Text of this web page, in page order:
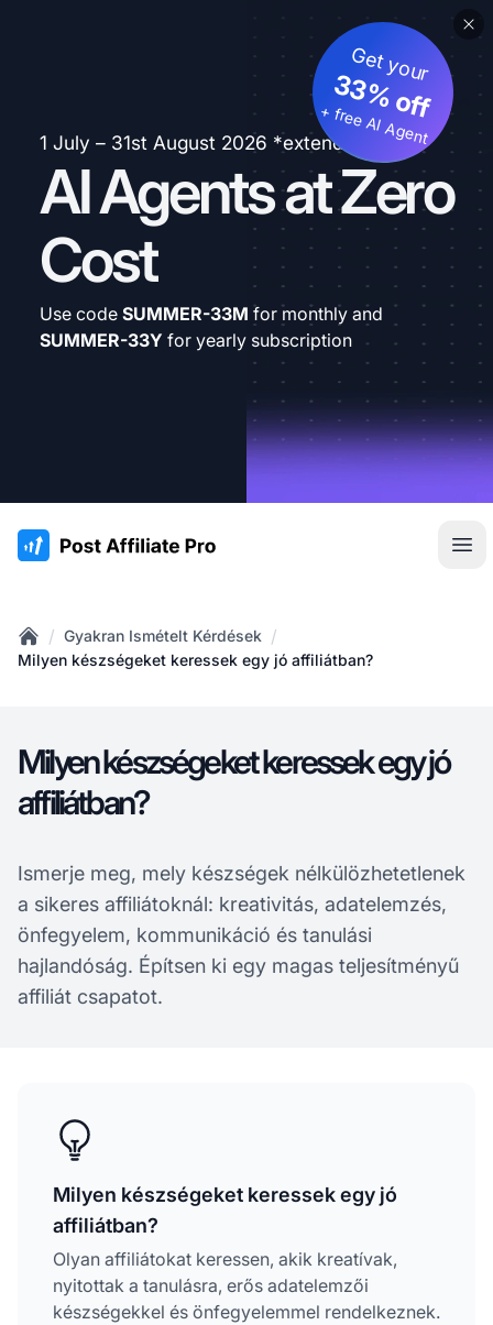
1 July – 31st August 2026 *extended
AI Agents at Zero
Cost
Get your
33% off
+ free AI Agent
Use code SUMMER-33M for monthly and
SUMMER-33Y for yearly subscription
:site.title
Home
/ Gyakran Ismételt Kérdések /
Milyen készségeket keressek egy jó affiliátban?
Milyen készségeket keressek egy jó
affiliátban?
Ismerje meg, mely készségek nélkülözhetetlenek
a sikeres affiliátoknál: kreativitás, adatelemzés,
önfegyelem, kommunikáció és tanulási
hajlandóság. Építsen ki egy magas teljesítményű
affiliát csapatot.
Milyen készségeket keressek egy jó
affiliátban?
Olyan affiliátokat keressen, akik kreatívak,
nyitottak a tanulásra, erős adatelemzői
készségekkel és önfegyelemmel rendelkeznek.